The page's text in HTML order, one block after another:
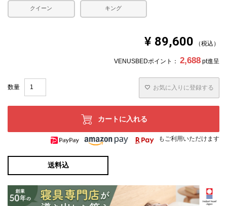
クイーン キング
¥ 89,600 税込
VENUSBEDポイント： 2,688 pt進呈
お気に入りに登録する
カートに入れる
もご利用いただけます
送料込